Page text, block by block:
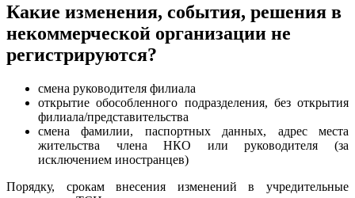
Какие изменения, события, решения в
некоммерческой организации не
регистрируются?
смена руководителя филиала
открытие обособленного подразделения, без открытия
филиала/представительства
смена фамилии, паспортных данных, адрес места
жительства члена НКО или руководителя (за
исключением иностранцев)
Порядку, срокам внесения изменений в учредительные